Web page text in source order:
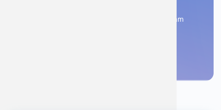
Đăng kí ngay để được các chuyên gia tư vấn và khám